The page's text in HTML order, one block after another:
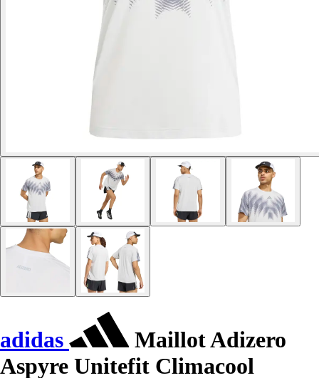
adidas
Maillot Adizero
Aspyre Unitefit Climacool